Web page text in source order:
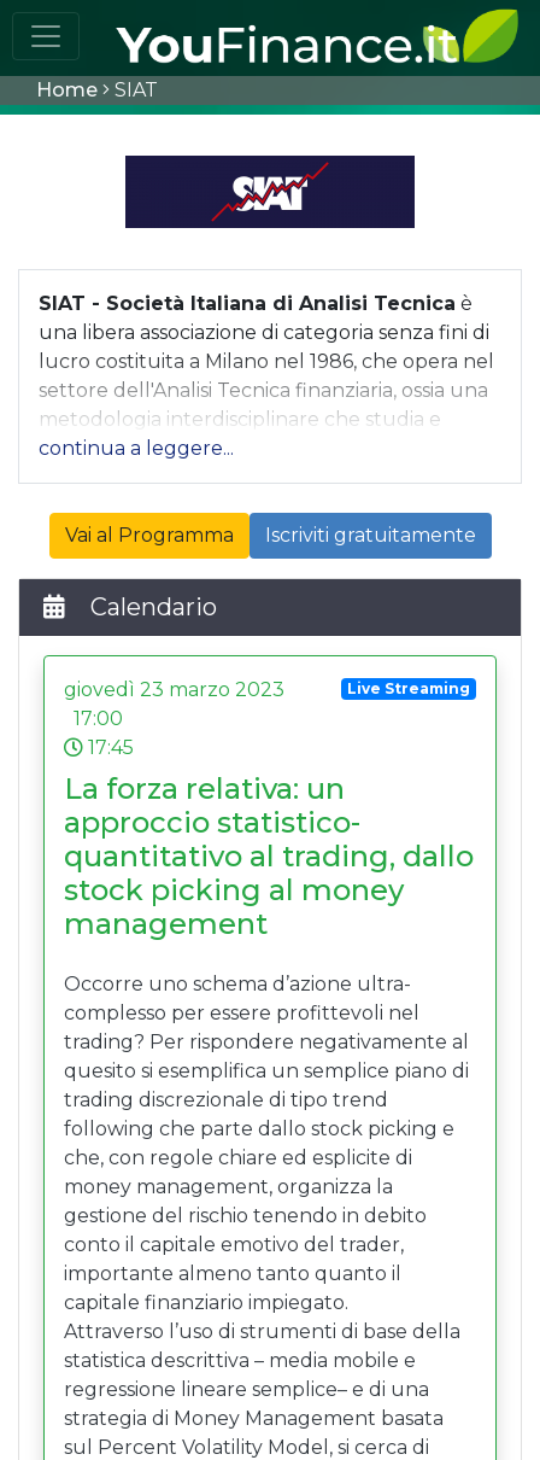
Home SIAT
SIAT - Società Italiana di Analisi Tecnica è
una libera associazione di categoria senza fini di
lucro costituita a Milano nel 1986, che opera nel
settore dell'Analisi Tecnica finanziaria, ossia una
metodologia interdisciplinare che studia e
modellizza, mediante l’analisi algoritmica,
volatilità, open interest e sentiment),
l’andamento degli strumenti finanziari, allo
scopo di prevederne le tendenze future. Essa si
avvale anche del supporto di intelligenza
artificiale e neuroscienze.
SIAT si propone di promuovere la conoscenza
dell’Analisi Tecnica per il suo corretto utilizzo
nella formulazione delle decisioni di
divulgando e sviluppando la ricerca e la
formazione, attraverso l’organizzazione di
seminari, eventi, convegni e di un Master
annuale; la premiazione di studenti,
professionisti e appassionati; la
realizzazione di studi e papers da parte del
SIATMag
favorendo la diffusione e l’aggiornamento
delle conoscenze tra i soci
incoraggiando il raggiungimento di alti
livelli di professionalità dei suoi membri
(analisti, gestori, trader, consulenti e
docenti universitari).
SIAT è membro di IFTA, l’International
Federation of Technical Analysts che raggruppa
le istituzioni degli analisti tecnici finanziari di 22
differenti nazioni.
Vai al Programma Iscriviti gratuitamente
Calendario
giovedì 23 marzo 2023
17:00
17:45
Live Streaming
La forza relativa: un
approccio statistico-
quantitativo al trading, dallo
stock picking al money
management
Occorre uno schema d’azione ultra-
complesso per essere profittevoli nel
trading? Per rispondere negativamente al
quesito si esemplifica un semplice piano di
trading discrezionale di tipo trend
following che parte dallo stock picking e
che, con regole chiare ed esplicite di
money management, organizza la
gestione del rischio tenendo in debito
conto il capitale emotivo del trader,
importante almeno tanto quanto il
capitale finanziario impiegato.
Attraverso l’uso di strumenti di base della
statistica descrittiva – media mobile e
regressione lineare semplice– e di una
strategia di Money Management basata
sul Percent Volatility Model, si cerca di